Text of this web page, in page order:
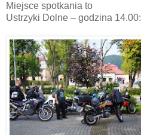
Miejsce spotkania to
Ustrzyki Dolne – godzina 14.00: